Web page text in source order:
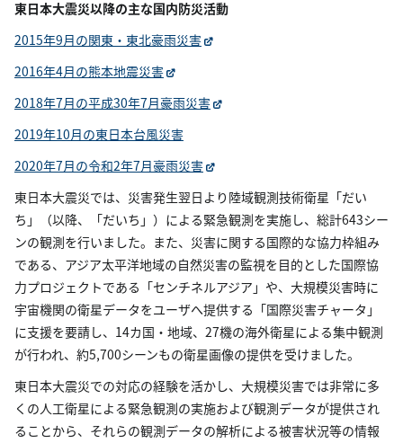
東日本大震災以降の主な国内防災活動
2015年9月の関東・東北豪雨災害
2016年4月の熊本地震災害
2018年7月の平成30年7月豪雨災害
2019年10月の東日本台風災害
2020年7月の令和2年7月豪雨災害
東日本大震災では、災害発生翌日より陸域観測技術衛星「だい
ち」（以降、「だいち」）による緊急観測を実施し、総計643シー
ンの観測を行いました。また、災害に関する国際的な協力枠組み
である、アジア太平洋地域の自然災害の監視を目的とした国際協
力プロジェクトである「センチネルアジア」や、大規模災害時に
宇宙機関の衛星データをユーザへ提供する「国際災害チャータ」
に支援を要請し、14カ国・地域、27機の海外衛星による集中観測
が行われ、約5,700シーンもの衛星画像の提供を受けました。
東日本大震災での対応の経験を活かし、大規模災害では非常に多
くの人工衛星による緊急観測の実施および観測データが提供され
ることから、それらの観測データの解析による被害状況等の情報